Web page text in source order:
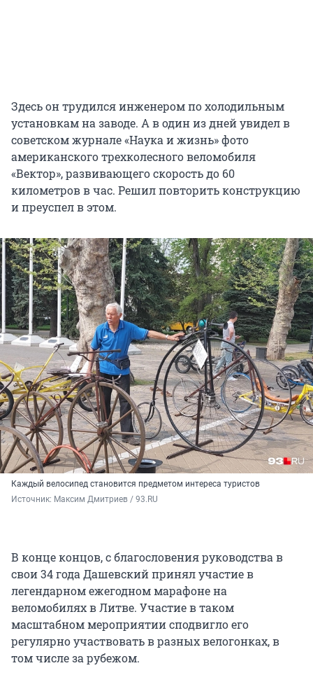
Здесь он трудился инженером по холодильным
установкам на заводе. А в один из дней увидел в
советском журнале «Наука и жизнь» фото
американского трехколесного веломобиля
«Вектор», развивающего скорость до 60
километров в час. Решил повторить конструкцию
и преуспел в этом.
Каждый велосипед становится предметом интереса туристов
Источник: Максим Дмитриев / 93.RU
В конце концов, с благословения руководства в
свои 34 года Дашевский принял участие в
легендарном ежегодном марафоне на
веломобилях в Литве. Участие в таком
масштабном мероприятии сподвигло его
регулярно участвовать в разных велогонках, в
том числе за рубежом.